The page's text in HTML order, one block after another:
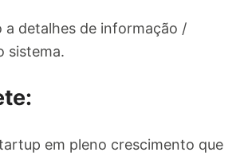
a detalhes de informação /
sistema.
em pleno crescimento que